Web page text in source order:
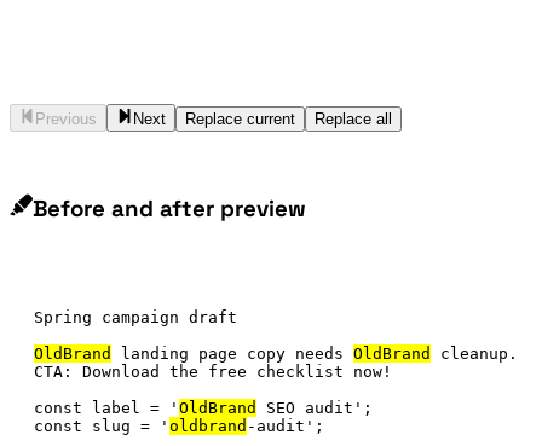
Previous Next Replace current Replace all
Before and after preview
Spring campaign draft
OldBrand landing page copy needs OldBrand cleanup.
CTA: Download the free checklist now!
const label = ' OldBrand SEO audit';
const slug = ' oldbrand -audit';